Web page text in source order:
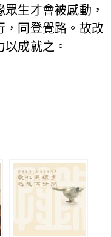
生才會被感動，
，同登覺路。故改
成就之。